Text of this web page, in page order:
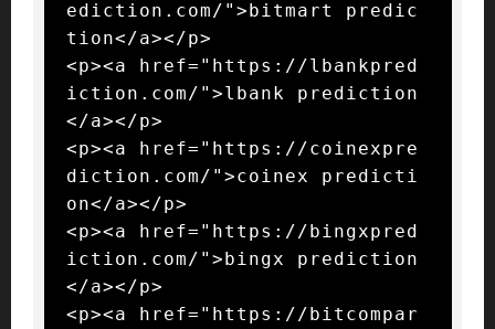
ediction.com/">bitmart predic
tion</a></p>
<p><a href="https://lbankpred
iction.com/">lbank prediction
</a></p>
<p><a href="https://coinexpre
diction.com/">coinex predicti
on</a></p>
<p><a href="https://bingxpred
iction.com/">bingx prediction
</a></p>
<p><a href="https://bitcompar